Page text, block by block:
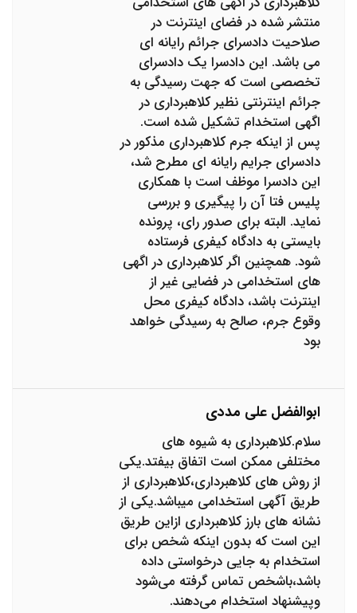
منتشر شده در فضای اینترنت در
صلاحیت دادسرای جرائم رایانه ای
می باشد. این دادسرا یک دادسرای
تخصصی است که جهت رسیدگی به
جرائم اینترنتی نظیر کلاهبرداری در
اگهی استخدام تشکیل شده است.
پس از اینکه جرم کلاهبرداری مذکور در
دادسرای جرایم رایانه ای مطرح شد،
این دادسرا موظف است با همکاری
پلیس فتا آن را پیگیری و بررسی
نماید. البته برای صدور رای، پرونده
بایستی به دادگاه کیفری فرستاده
شود. همچنین اگر کلاهبرداری در اگهی
های استخدامی در فضایی غیر از
اینترنت باشد، دادگاه کیفری محل
وقوع جرم، صالح به رسیدگی خواهد
بود
ابوالفضل علی مددی
سلام.کلاهبرداری به شیوه های
مختلفی ممکن است اتفاق بیفتد.یکی
از روش های کلاهبرداری،کلاهبرداری از
طریق آگهی استخدامی میباشد.یکی از
نشانه های بارز کلاهبرداری ازاین طریق
این است که بدون اینکه شخص برای
استخدام به جایی درخواستی داده
باشد،باشخص تماس گرفته می‌شود
وپیشنهاد استخدام می‌دهند.